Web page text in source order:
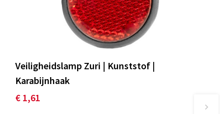
Veiligheidslamp Zuri | Kunststof |
Karabijnhaak
€ 1,61